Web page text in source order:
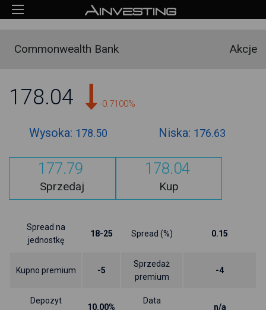
Commonwealth Bank Akcje
178.04 -0.7100%
Wysoka: 178.50 Niska: 176.63
177.79
Sprzedaj
178.04
Kup
Spread na
jednostkę
18-25 Spread (%) 0.15
Kupno premium -5
Sprzedaż
premium
-4
Depozyt
10.00%
Data
n/a